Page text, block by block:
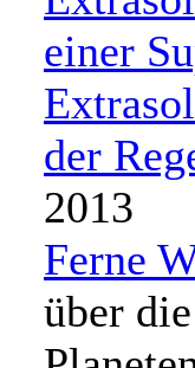
einer
der
2013
Ferne
über